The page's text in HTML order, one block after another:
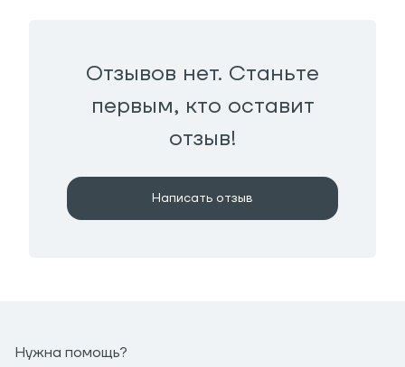
Отзывов нет. Станьте
первым, кто оставит
отзыв!
Написать отзыв
Нужна помощь?